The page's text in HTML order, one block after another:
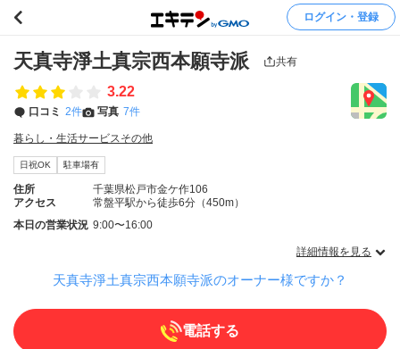
ログイン・登録
天真寺淨土真宗西本願寺派 共有
3.22
口コミ 2件 写真 7件
暮らし・生活サービスその他
日祝OK 駐車場有
住所
千葉県松戸市金ケ作106
アクセス
常盤平駅から徒歩6分（450m）
本日の営業状況 9:00〜16:00
詳細情報を見る
天真寺淨土真宗西本願寺派のオーナー様ですか？
電話する